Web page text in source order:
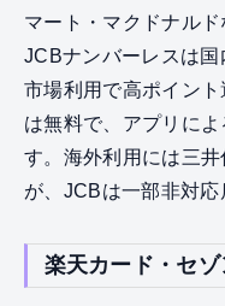
マート・マクドナル
JCBナンバーレスは
市場利用で高ポイン
は無料で、アプリに
す。海外利用には三
が、JCBは一部非対応
楽天カード・セ